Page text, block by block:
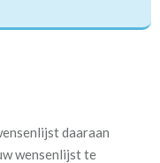
daaraan
wensenlijst te